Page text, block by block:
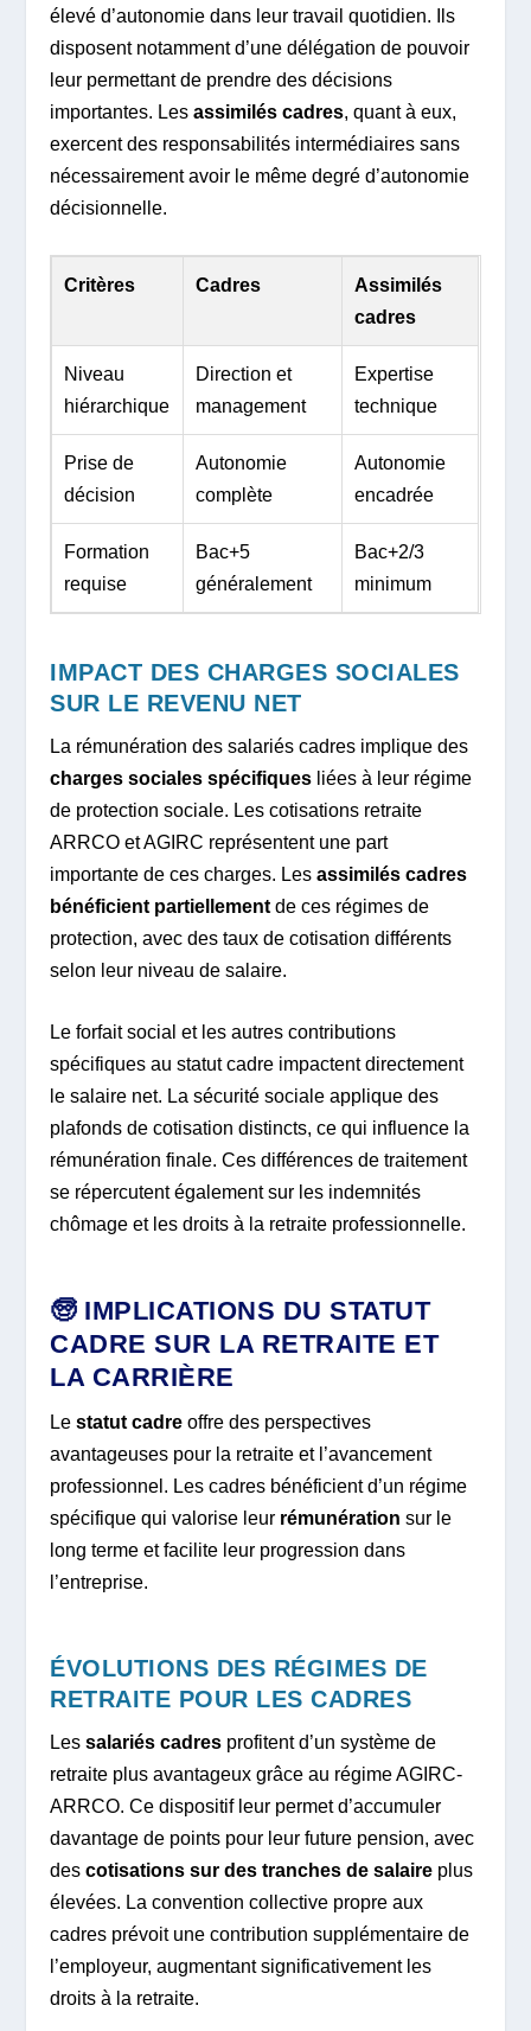
élevé d’autonomie dans leur travail quotidien. Ils
disposent notamment d’une délégation de pouvoir
leur permettant de prendre des décisions
importantes. Lesassimilés cadres, quant à eux,
exercent des responsabilités intermédiaires sans
nécessairement avoir le même degré d’autonomie
décisionnelle.
Critères Cadres
Assimilés
cadres
Niveau
hiérarchique
Direction et
management
Expertise
technique
Prise de
décision
Autonomie
complète
Autonomie
encadrée
Formation
requise
Bac+5
généralement
Bac+2/3
minimum
IMPACT DES CHARGES SOCIALES
SUR LE REVENU NET
La rémunération des salariés cadres implique des
charges sociales spécifiques liées à leur régime
de protection sociale. Les cotisations retraite
ARRCO et AGIRC représentent une part
importante de ces charges. Lesassimilés cadres
bénéficient partiellement de ces régimes de
protection, avec des taux de cotisation différents
selon leur niveau de salaire.
Le forfait social et les autres contributions
spécifiques au statut cadre impactent directement
le salaire net. La sécurité sociale applique des
plafonds de cotisation distincts, ce qui influence la
rémunération finale. Ces différences de traitement
se répercutent également sur les indemnités
chômage et les droits à la retraite professionnelle.
🧓 IMPLICATIONS DU STATUT
CADRE SUR LA RETRAITE ET
LA CARRIÈRE
Lestatut cadre offre des perspectives
avantageuses pour la retraite et l’avancement
professionnel. Les cadres bénéficient d’un régime
spécifique qui valorise leur rémunération sur le
long terme et facilite leur progression dans
l’entreprise.
ÉVOLUTIONS DES RÉGIMES DE
RETRAITE POUR LES CADRES
Lessalariés cadres profitent d’un système de
retraite plus avantageux grâce au régime AGIRC-
ARRCO. Ce dispositif leur permet d’accumuler
davantage de points pour leur future pension, avec
descotisations sur des tranches de salaire plus
élevées. La convention collective propre aux
cadres prévoit une contribution supplémentaire de
l’employeur, augmentant significativement les
droits à la retraite.